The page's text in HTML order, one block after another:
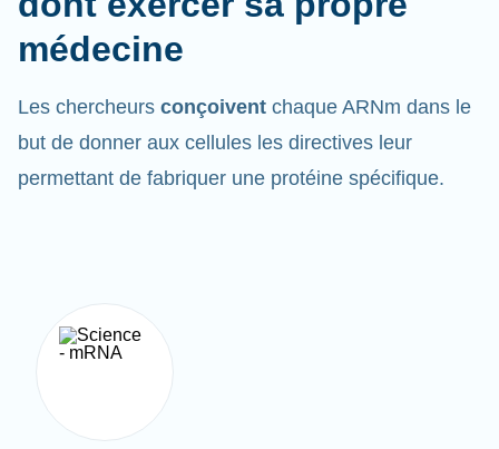
médecine
but de donner aux cellules les directives leur
permettant de fabriquer une protéine spécifique.